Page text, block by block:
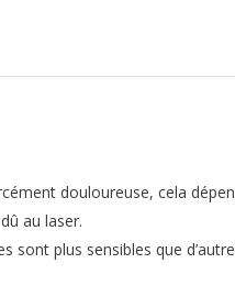
douloureuse, cela
au laser.
sont plus sensibles que